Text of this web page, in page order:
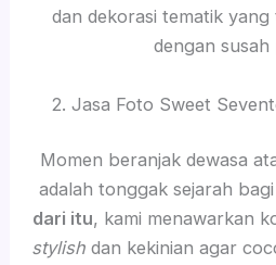
dan dekorasi tematik
dengan susah
2. Jasa Foto Sweet
Momen beranjak dewasa
adalah tonggak sejarah
dari itu, kami menawarkan
stylish dan kekinian agar